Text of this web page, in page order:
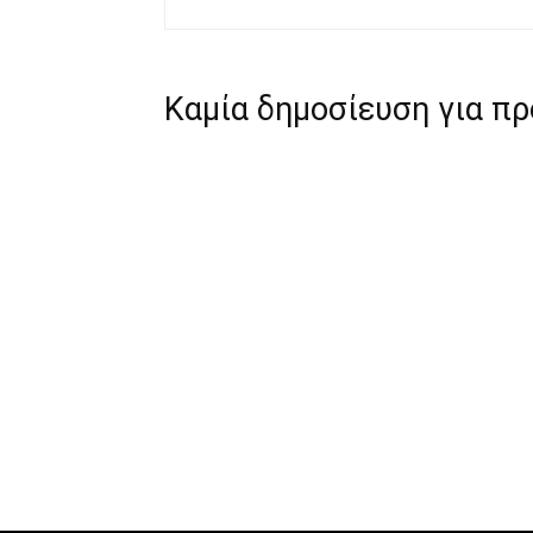
Καμία δημοσίευση για